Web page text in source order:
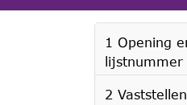
1 Opening
lijstnummer
2